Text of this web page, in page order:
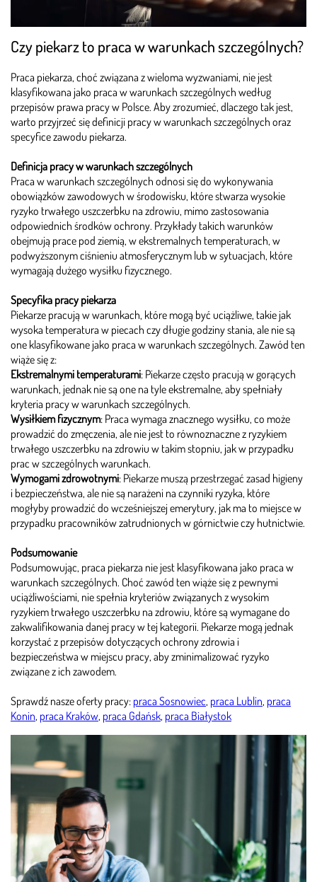
Czy piekarz to praca w warunkach szczególnych?
Praca piekarza, choć związana z wieloma wyzwaniami, nie jest
klasyfikowana jako praca w warunkach szczególnych według
przepisów prawa pracy w Polsce. Aby zrozumieć, dlaczego tak jest,
warto przyjrzeć się definicji pracy w warunkach szczególnych oraz
specyfice zawodu piekarza.
Definicja pracy w warunkach szczególnych
Praca w warunkach szczególnych odnosi się do wykonywania
obowiązków zawodowych w środowisku, które stwarza wysokie
ryzyko trwałego uszczerbku na zdrowiu, mimo zastosowania
odpowiednich środków ochrony. Przykłady takich warunków
obejmują prace pod ziemią, w ekstremalnych temperaturach, w
podwyższonym ciśnieniu atmosferycznym lub w sytuacjach, które
wymagają dużego wysiłku fizycznego.
Specyfika pracy piekarza
Piekarze pracują w warunkach, które mogą być uciążliwe, takie jak
wysoka temperatura w piecach czy długie godziny stania, ale nie są
one klasyfikowane jako praca w warunkach szczególnych. Zawód ten
wiąże się z:
Ekstremalnymi temperaturami: Piekarze często pracują w gorących
warunkach, jednak nie są one na tyle ekstremalne, aby spełniały
kryteria pracy w warunkach szczególnych.
Wysiłkiem fizycznym: Praca wymaga znacznego wysiłku, co może
prowadzić do zmęczenia, ale nie jest to równoznaczne z ryzykiem
trwałego uszczerbku na zdrowiu w takim stopniu, jak w przypadku
prac w szczególnych warunkach.
Wymogami zdrowotnymi: Piekarze muszą przestrzegać zasad higieny
i bezpieczeństwa, ale nie są narażeni na czynniki ryzyka, które
mogłyby prowadzić do wcześniejszej emerytury, jak ma to miejsce w
przypadku pracowników zatrudnionych w górnictwie czy hutnictwie.
Podsumowanie
Podsumowując, praca piekarza nie jest klasyfikowana jako praca w
warunkach szczególnych. Choć zawód ten wiąże się z pewnymi
uciążliwościami, nie spełnia kryteriów związanych z wysokim
ryzykiem trwałego uszczerbku na zdrowiu, które są wymagane do
zakwalifikowania danej pracy w tej kategorii. Piekarze mogą jednak
korzystać z przepisów dotyczących ochrony zdrowia i
bezpieczeństwa w miejscu pracy, aby zminimalizować ryzyko
związane z ich zawodem.
Sprawdź nasze oferty pracy: praca Sosnowiec, praca Lublin, praca
Konin, praca Kraków, praca Gdańsk, praca Białystok